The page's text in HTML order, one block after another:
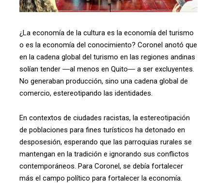
¿La economía de la cultura es la economía del turismo
o es la economía del conocimiento? Coronel anotó que
en la cadena global del turismo en las regiones andinas
solían tender ―al menos en Quito― a ser excluyentes.
No generaban producción, sino una cadena global de
comercio, estereotipando las identidades.
En contextos de ciudades racistas, la estereotipación
de poblaciones para fines turísticos ha detonado en
desposesión, esperando que las parroquias rurales se
mantengan en la tradición e ignorando sus conflictos
contemporáneos. Para Coronel, se debía fortalecer
más el campo político para fortalecer la economía.